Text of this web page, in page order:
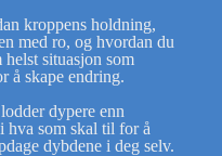
kroppens holdning,
med ro, og hvordan du
situasjon som
å skape endring.
dypere enn
hva som skal til for å
dybdene i deg selv.